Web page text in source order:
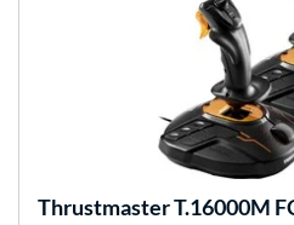
ThrustmasterT.16000M